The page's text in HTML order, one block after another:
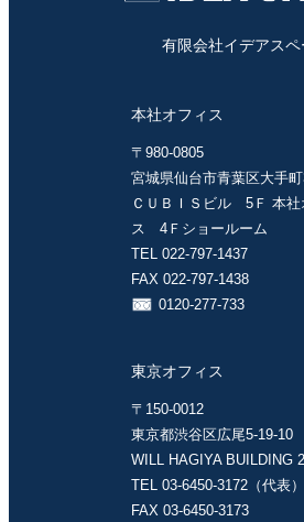
有限会社イデアスペ
本社オフィス
〒980-0805
宮城県仙台市青葉区大手
ＣＵＢＩＳビル 5Ｆ 本社
ス 4Ｆショールーム
TEL 022-797-1437
FAX 022-797-1438
0120-277-733
東京オフィス
〒150-0012
東京都渋谷区広尾5-19-10
WILL HAGIYA BUILDING
TEL 03-6450-3172（代表
FAX 03-6450-3173